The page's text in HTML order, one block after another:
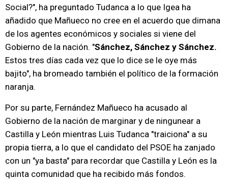
Social?", ha preguntado Tudanca a lo que Igea ha
añadido que Mañueco no cree en el acuerdo que dimana
de los agentes económicos y sociales si viene del
Gobierno de la nación. "Sánchez, Sánchez y Sánchez.
Estos tres días cada vez que lo dice se le oye más
bajito", ha bromeado también el político de la formación
naranja.
Por su parte, Fernández Mañueco ha acusado al
Gobierno de la nación de marginar y de ningunear a
Castilla y León mientras Luis Tudanca "traiciona" a su
propia tierra, a lo que el candidato del PSOE ha zanjado
con un "ya basta" para recordar que Castilla y León es la
quinta comunidad que ha recibido más fondos.